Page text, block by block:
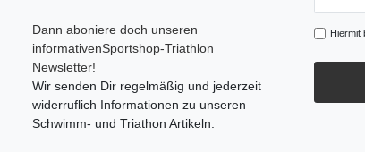
Dann aboniere doch unseren
informativenSportshop-Triathlon
Newsletter!
Wir senden Dir regelmäßig und jederzeit
widerruflich Informationen zu unseren
Schwimm- und Triathon Artikeln.
Hiermit